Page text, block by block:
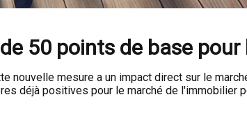
50 points de base
nouvelle mesure a un impact direct sur le
déjà positives pour le marché de l'immobilier